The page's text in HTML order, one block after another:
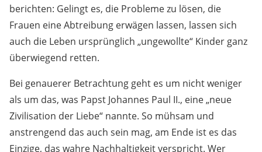
berichten: Gelingt es, die Probleme zu lösen, die
Frauen eine Abtreibung erwägen lassen, lassen sich
auch die Leben ursprünglich „ungewollte“ Kinder ganz
überwiegend retten.
Bei genauerer Betrachtung geht es um nicht weniger
als um das, was Papst Johannes Paul II., eine „neue
Zivilisation der Liebe“ nannte. So mühsam und
anstrengend das auch sein mag, am Ende ist es das
Einzige, das wahre Nachhaltigkeit verspricht. Wer